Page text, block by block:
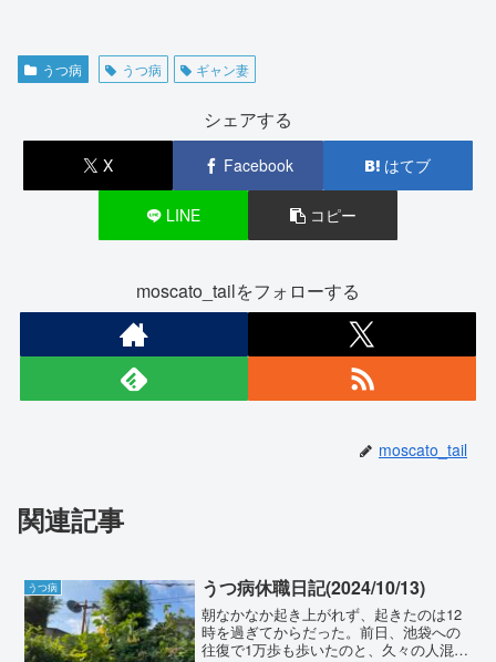
うつ病 うつ病 ギャン妻
シェアする
X Facebook はてブ
LINE コピー
moscato_tailをフォローする
moscato_tail
関連記事
うつ病 うつ病休職日記(2024/10/13)
朝なかなか起き上がれず、起きたのは12
時を過ぎてからだった。前日、池袋への
往復で1万歩も歩いたのと、久々の人混み